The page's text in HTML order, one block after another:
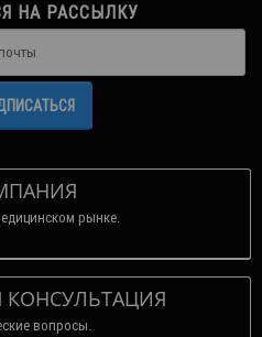
НА РАССЫЛКУ
рынке.
КОНСУЛЬТАЦИЯ
вопросы.